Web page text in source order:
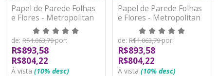
Papel de Parede Folhas
e Flores - Metropolitan
Stories 3 - AS391201 -
Vinílico
de: R$1.063,79por:
R$893,58
R$804,22
À vista (10% desc)
Papel de Parede Folhas
e Flores - Metropolitan
Stories 3 - AS391202 -
Vinílico
de: R$1.063,79por:
R$893,58
R$804,22
À vista (10% desc)